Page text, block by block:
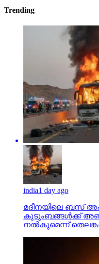
Trending
india1 day ago
മദീനയിലെ ബസ്
കുടുംബങ്ങള്‍ക്ക്
നല്‍കുമെന്ന്